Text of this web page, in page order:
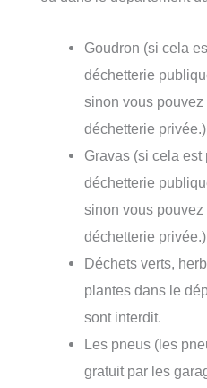
Goudron (si cela
déchetterie
sinon vous
déchetterie privée.)
Gravas (si cela
déchetterie
sinon vous
déchetterie privée.)
Déchets verts,
plantes dans le
sont interdit.
Les pneus (les
gratuit par les